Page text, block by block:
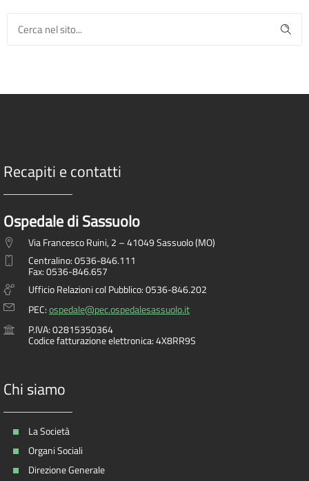
Recapiti e contatti
Ospedale di Sassuolo
Via Francesco Ruini, 2 – 41049 Sassuolo (MO)
Centralino: 0536-846.111
Fax: 0536-846.657
Ufficio Relazioni col Pubblico: 0536-846.202
PEC:ospedale@pec.ospedalesassuolo.it
P.IVA: 02815350364
Codice fatturazione elettronica: 4X8RR9S
Chi siamo
La Società
Organi Sociali
Direzione Generale